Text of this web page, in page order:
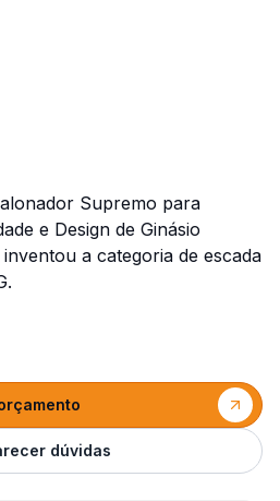
Supremo para
e Design de Ginásio
a categoria de escada
dúvidas